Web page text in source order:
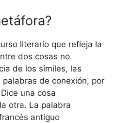
literario que refleja la
dos cosas no
de los símiles, las
de conexión, por
una cosa
otra. La palabra
antiguo